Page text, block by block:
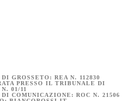
GROSSETO: REA N. 112830
PRESSO IL TRIBUNALE DI
01/11
COMUNICAZIONE: ROC N. 21506